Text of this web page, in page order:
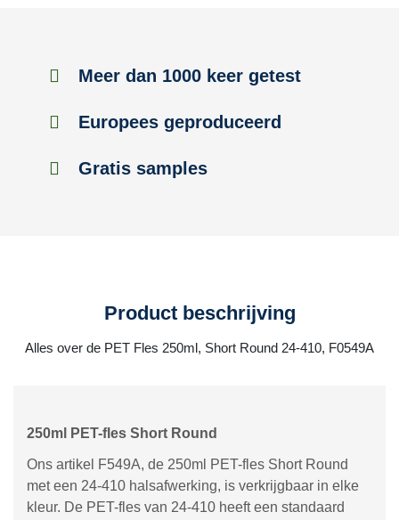
Meer dan 1000 keer getest
Europees geproduceerd
Gratis samples
Product beschrijving
Alles over de PET Fles 250ml, Short Round 24-410, F0549A
250ml PET-fles Short Round
Ons artikel F549A, de 250ml PET-fles Short Round
met een 24-410 halsafwerking, is verkrijgbaar in elke
kleur. De PET-fles van 24-410 heeft een standaard